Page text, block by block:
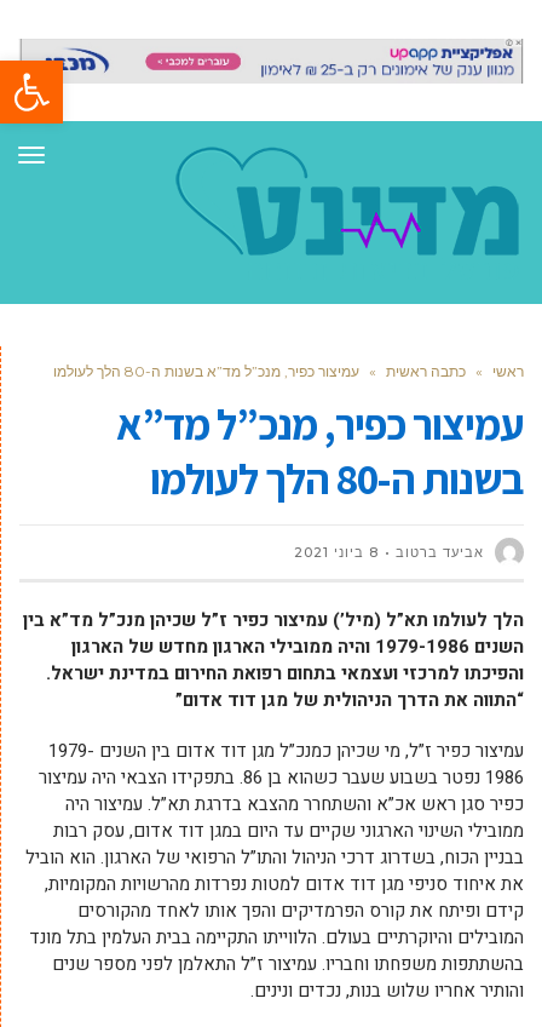
פתח
ראשי » כתבה ראשית » עמיצור כפיר, מנכ”ל מד”א בשנות ה-80 הלך לעולמו
עמיצור כפיר, מנכ”ל מד”א
בשנות ה-80 הלך לעולמו
אביעד ברטוב 8 ביוני 2021
הלך לעולמו תא”ל (מיל’) עמיצור כפיר ז”ל שכיהן מנכ”ל מד”א בין
השנים 1979-1986 והיה ממובילי הארגון מחדש של הארגון
והפיכתו למרכזי ועצמאי בתחום רפואת החירום במדינת ישראל.
“התווה את הדרך הניהולית של מגן דוד אדום”
עמיצור כפיר ז”ל, מי שכיהן כמנכ”ל מגן דוד אדום בין השנים 1979-
1986 נפטר בשבוע שעבר כשהוא בן 86. בתפקידו הצבאי היה עמיצור
כפיר סגן ראש אכ”א והשתחרר מהצבא בדרגת תא”ל. עמיצור היה
ממובילי השינוי הארגוני שקיים עד היום במגן דוד אדום, עסק רבות
בבניין הכוח, בשדרוג דרכי הניהול והתו”ל הרפואי של הארגון. הוא הוביל
את איחוד סניפי מגן דוד אדום למטות נפרדות מהרשויות המקומיות,
קידם ופיתח את קורס הפרמדיקים והפך אותו לאחד מהקורסים
המובילים והיוקרתיים בעולם. הלווייתו התקיימה בבית העלמין בתל מונד
בהשתתפות משפחתו וחבריו. עמיצור ז”ל התאלמן לפני מספר שנים
והותיר אחריו שלוש בנות, נכדים ונינים.